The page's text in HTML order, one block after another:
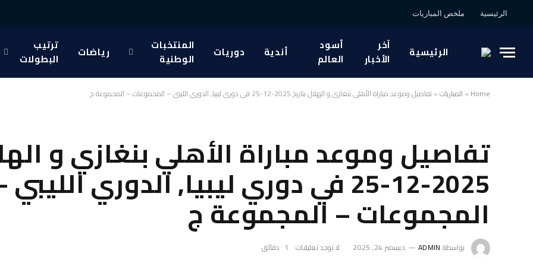
الرئيسية ملخص المباريات
الرئيسية
آخر
الأخبار
أسود
العالم
أندية دوريات
المنتخبات
الوطنية
رياضات
ترتيب
البطولات
Home
» المباريات»تفاصيل وموعد مباراة الأهلي بنغازي و الهلال بتاريخ 2025-12-25 في دوري ليبيا, الدوري الليبي – المجموعات – المجموعة ج
تفاصيل وموعد مباراة الأهلي بنغازي و
2025-12-25 في دوري ليبيا, الدوري
المجموعات – المجموعة ج
بواسطة ADMIN ديسمبر 24, 2025 لا توجد تعليقات 1 دقائق